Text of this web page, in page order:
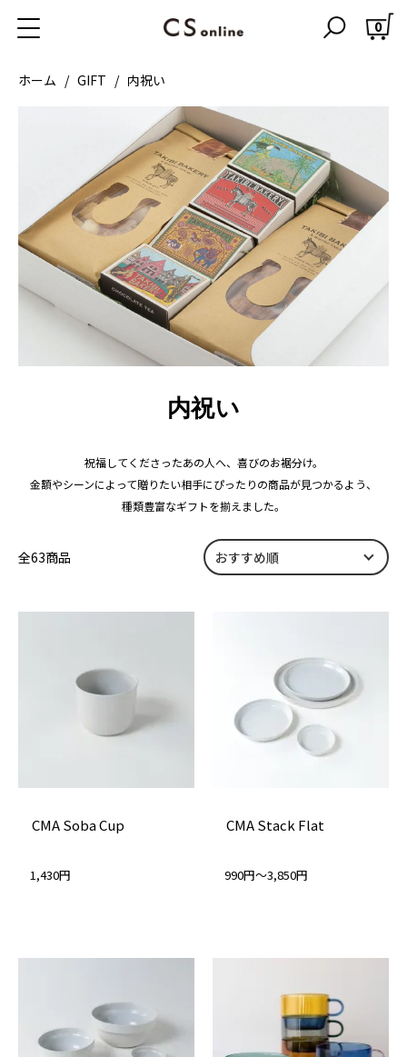
0
ホーム GIFT 内祝い
内祝い
祝福してくださったあの人へ、喜びのお裾分け。
金額やシーンによって贈りたい相手にぴったりの商品が見つかるよう、
種類豊富なギフトを揃えました。
全63商品
CMA Soba Cup
1,430円
CMA Stack Flat
990円～3,850円